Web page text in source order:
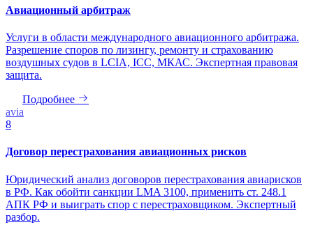
Авиационный арбитраж
Услуги в области международного авиационного арбитража.
Разрешение споров по лизингу, ремонту и страхованию
воздушных судов в LCIA, ICC, МКАС. Экспертная правовая
защита.
Подробнее
avia
8
Договор перестрахования авиационных рисков
Юридический анализ договоров перестрахования авиарисков
в РФ. Как обойти санкции LMA 3100, применить ст. 248.1
АПК РФ и выиграть спор с перестраховщиком. Экспертный
разбор.